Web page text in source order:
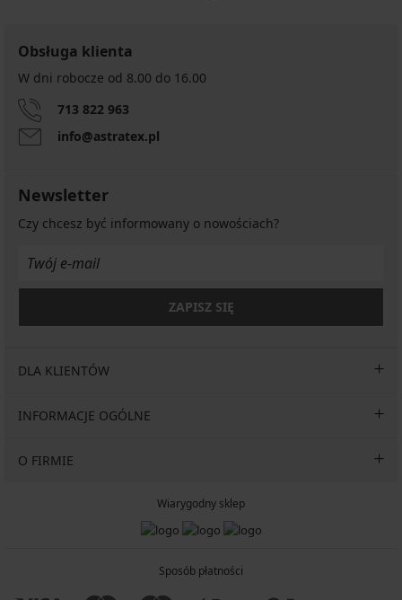
Obsługa klienta
W dni robocze od 8.00 do 16.00
713 822 963
info@astratex.pl
Newsletter
Czy chcesz być informowany o nowościach?
ZAPISZ SIĘ
DLA KLIENTÓW
INFORMACJE OGÓLNE
O FIRMIE
Wiarygodny sklep
Sposób płatności